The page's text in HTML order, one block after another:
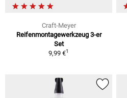
Craft-Meyer
Reifenmontagewerkzeug 3-er
Set
9,99 €1